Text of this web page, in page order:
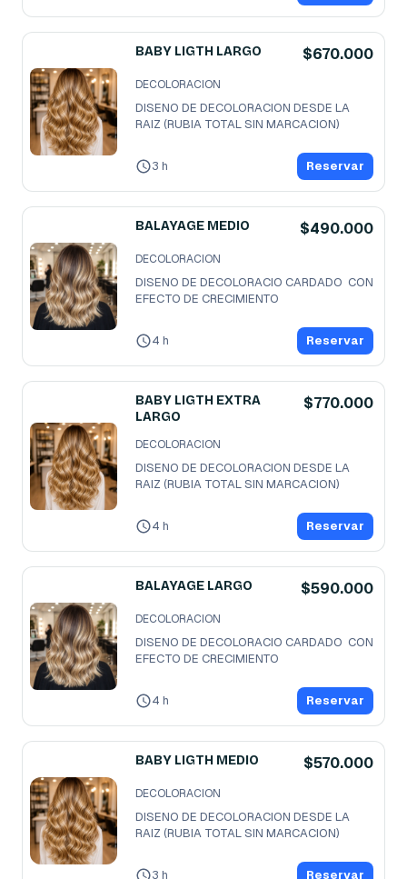
BABY LIGTH LARGO $670.000
DECOLORACION
DISENO DE DECOLORACION DESDE LA
RAIZ (RUBIA TOTAL SIN MARCACION)
3 h Reservar
BALAYAGE MEDIO $490.000
DECOLORACION
DISENO DE DECOLORACIO CARDADO  CON
EFECTO DE CRECIMIENTO
4 h Reservar
BABY LIGTH EXTRA
LARGO
$770.000
DECOLORACION
DISENO DE DECOLORACION DESDE LA
RAIZ (RUBIA TOTAL SIN MARCACION)
4 h Reservar
BALAYAGE LARGO $590.000
DECOLORACION
DISENO DE DECOLORACIO CARDADO  CON
EFECTO DE CRECIMIENTO
4 h Reservar
BABY LIGTH MEDIO $570.000
DECOLORACION
DISENO DE DECOLORACION DESDE LA
RAIZ (RUBIA TOTAL SIN MARCACION)
3 h Reservar